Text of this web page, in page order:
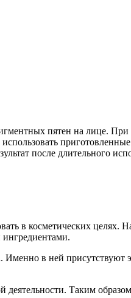
пятен на лице.
после длительного
в косметических целях.
Именно в ней присутствуют
Таким